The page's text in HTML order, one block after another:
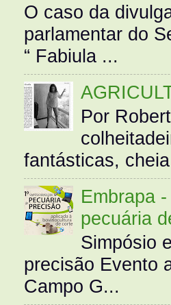
O caso da
parlamentar do
“ Fabiula ...
Por
fantásticas,
Embrapa
pecuária
Simpósio
precisão Evento
Campo G...